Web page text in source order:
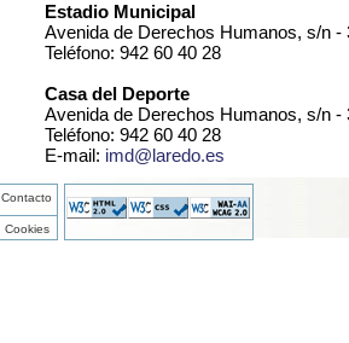
Estadio Municipal
Avenida de Derechos Humanos, s/n -
Teléfono: 942 60 40 28
Casa del Deporte
Avenida de Derechos Humanos, s/n -
Teléfono: 942 60 40 28
E-mail: imd@laredo.es
Contacto
Cookies